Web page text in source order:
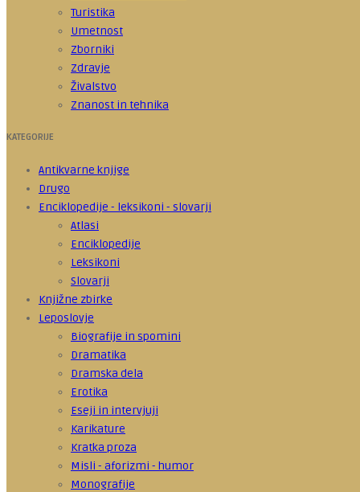
Turistika
Umetnost
Zborniki
Zdravje
Živalstvo
Znanost in tehnika
KATEGORIJE
Antikvarne knjige
Drugo
Enciklopedije - leksikoni - slovarji
Atlasi
Enciklopedije
Leksikoni
Slovarji
Knjižne zbirke
Leposlovje
Biografije in spomini
Dramatika
Dramska dela
Erotika
Eseji in intervjuji
Karikature
Kratka proza
Misli - aforizmi - humor
Monografije